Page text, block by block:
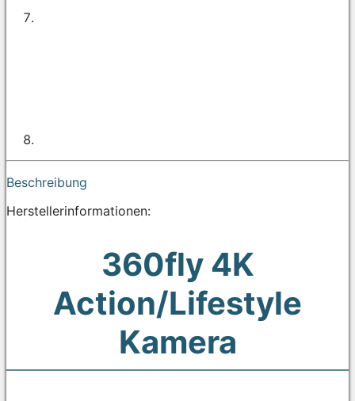
Beschreibung
Herstellerinformationen:
360fly 4K
Action/Lifestyle
Kamera